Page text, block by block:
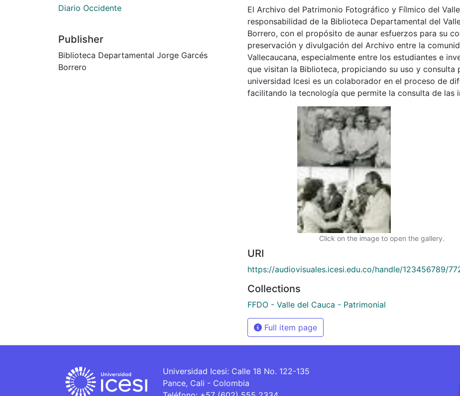
Diario Occidente
Publisher
Biblioteca Departamental Jorge Garcés
Borrero
El Archivo del Patrimonio Fotográfico y Fílmico del
responsabilidad de la Biblioteca Departamental del
Borrero, con el propósito de aunar esfuerzos para su
preservación y divulgación del Archivo entre la
Vallecaucana, especialmente entre los estudiantes e
que visitan la Biblioteca, propiciando su uso y consulta
universidad Icesi es un colaborador en el proceso de
facilitando la tecnología que permite la consulta de las
Click on the image to open the gallery.
URI
https://audiovisuales.icesi.edu.co/handle/123456789/
Collections
FFDO - Valle del Cauca - Patrimonial
Full item page
Universidad Icesi: Calle 18 No. 122-135
Pance, Cali - Colombia